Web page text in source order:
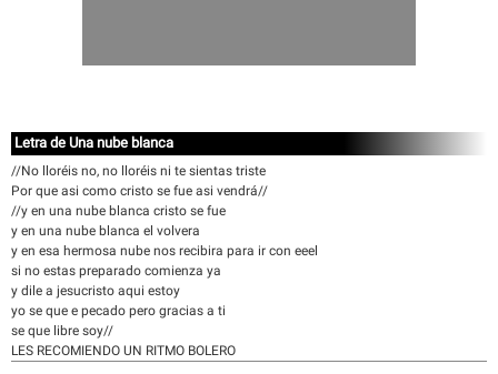
Letra de Una nube blanca
//No lloréis no, no lloréis ni te sientas triste
Por que asi como cristo se fue asi vendrá//
//y en una nube blanca cristo se fue
y en una nube blanca el volvera
y en esa hermosa nube nos recibira para ir con eeel
si no estas preparado comienza ya
y dile a jesucristo aqui estoy
yo se que e pecado pero gracias a ti
se que libre soy//
LES RECOMIENDO UN RITMO BOLERO